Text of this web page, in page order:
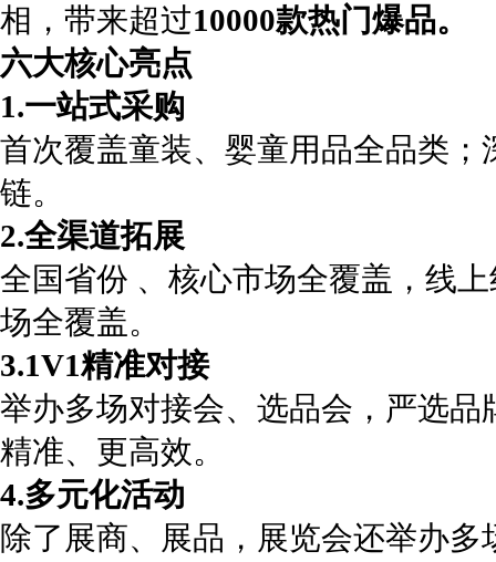
相，带来超过10000款热门爆品。
六大核心亮点
1.一站式采购
首次覆盖童装、婴童用品全品类
链。
2.全渠道拓展
全国省份 、核心市场全覆盖，线
场全覆盖。
3.1V1精准对接
举办多场对接会、选品会，严选
精准、更高效。
4.多元化活动
除了展商、展品，展览会还举办